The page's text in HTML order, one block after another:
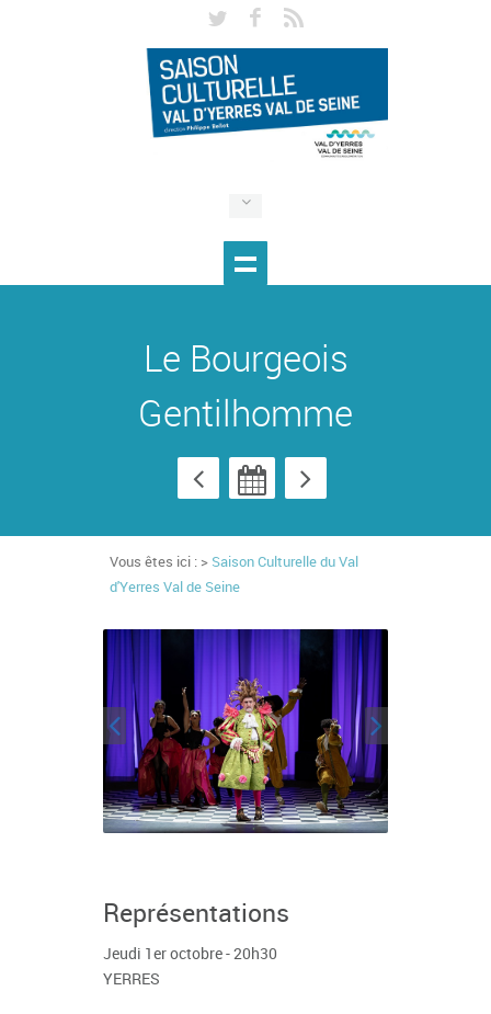
Le Bourgeois
Gentilhomme
Vous êtes ici : > Saison Culturelle du Val
d'Yerres Val de Seine
Représentations
Jeudi 1er octobre - 20h30
YERRES